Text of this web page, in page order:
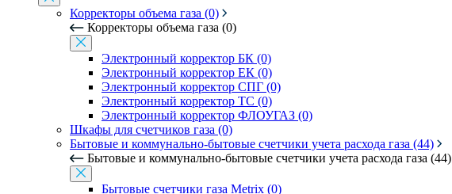
Корректоры объема газа (0)
Корректоры объема газа (0)
Электронный корректор БК (0)
Электронный корректор ЕК (0)
Электронный корректор СПГ (0)
Электронный корректор ТС (0)
Электронный корректор ФЛОУГАЗ (0)
Шкафы для счетчиков газа (0)
Бытовые и коммунально-бытовые счетчики учета расхода газа (44)
Бытовые и коммунально-бытовые счетчики учета расхода газа (44)
Бытовые счетчики газа Metrix (0)